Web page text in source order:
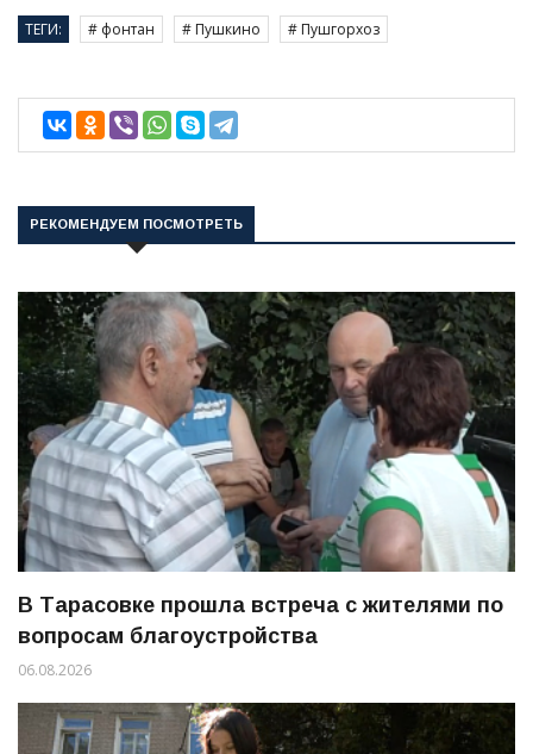
ТЕГИ: # фонтан # Пушкино # Пушгорхоз
РЕКОМЕНДУЕМ ПОСМОТРЕТЬ
В Тарасовке прошла встреча с жителями по
вопросам благоустройства
06.08.2026